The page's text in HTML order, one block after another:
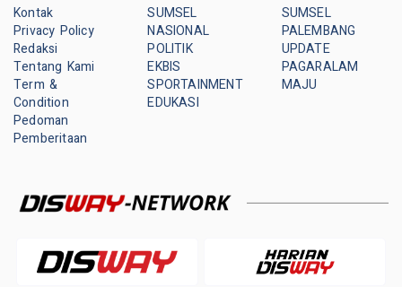
Kontak
Privacy Policy
Redaksi
Tentang Kami
Term &
Condition
Pedoman
Pemberitaan
SUMSEL
NASIONAL
POLITIK
EKBIS
SPORTAINMENT
EDUKASI
SUMSEL
PALEMBANG
UPDATE
PAGARALAM
MAJU